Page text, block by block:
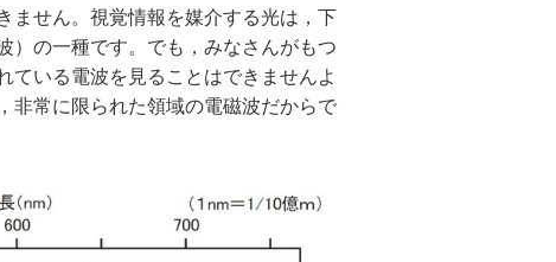
ません。視覚情報を媒介する光は，下
波）の一種です。でも，みなさんがもつ
ている電波を見ることはできませんよ
非常に限られた領域の電磁波だからで